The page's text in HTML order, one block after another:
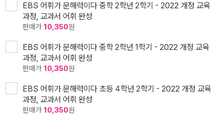
EBS 어휘가 문해력이다 중학 2학년 2학기 - 2022 개정 교육
과정, 교과서 어휘 완성
판매가 10,350원
EBS 어휘가 문해력이다 중학 2학년 1학기 - 2022 개정 교육
과정, 교과서 어휘 완성
판매가 10,350원
EBS 어휘가 문해력이다 초등 4학년 2학기 - 2022 개정 교육
과정, 교과서 어휘 완성
판매가 10,350원